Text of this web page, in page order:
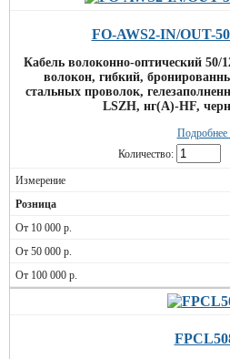
FO-AWS2-IN/OUT-
Кабель волоконно-оптический
волокон, гибкий,
стальных проволок,
LSZH, нг(А)-HF,
Подробнее
Количество: